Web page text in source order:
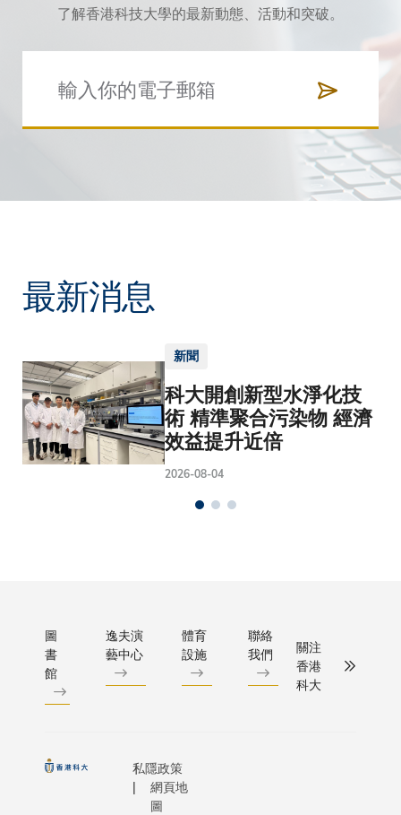
了解香港科技大學的最新動態、活動和突破。
最新消息
新聞
科大開創新型水淨化技
術 精準聚合污染物 經濟
效益提升近倍
2026-08-04
圖
書
館
逸夫演
藝中心
體育
設施
聯絡
我們
關注
香港
科大
私隱政策
網頁地
圖